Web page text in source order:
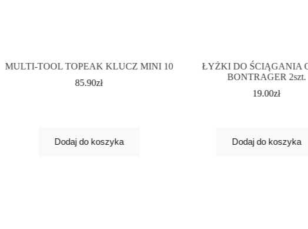
MULTI-TOOL TOPEAK KLUCZ MINI 10
85.90zł
Dodaj do koszyka
ŁYŻKI DO ŚCIĄGANIA
BONTRAGER 2szt.
19.00zł
Dodaj do koszyka